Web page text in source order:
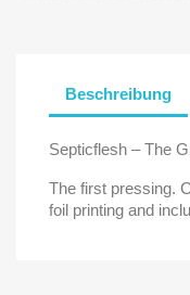
Beschreibung
Septicflesh ‎– The
The first pressing.
foil printing and